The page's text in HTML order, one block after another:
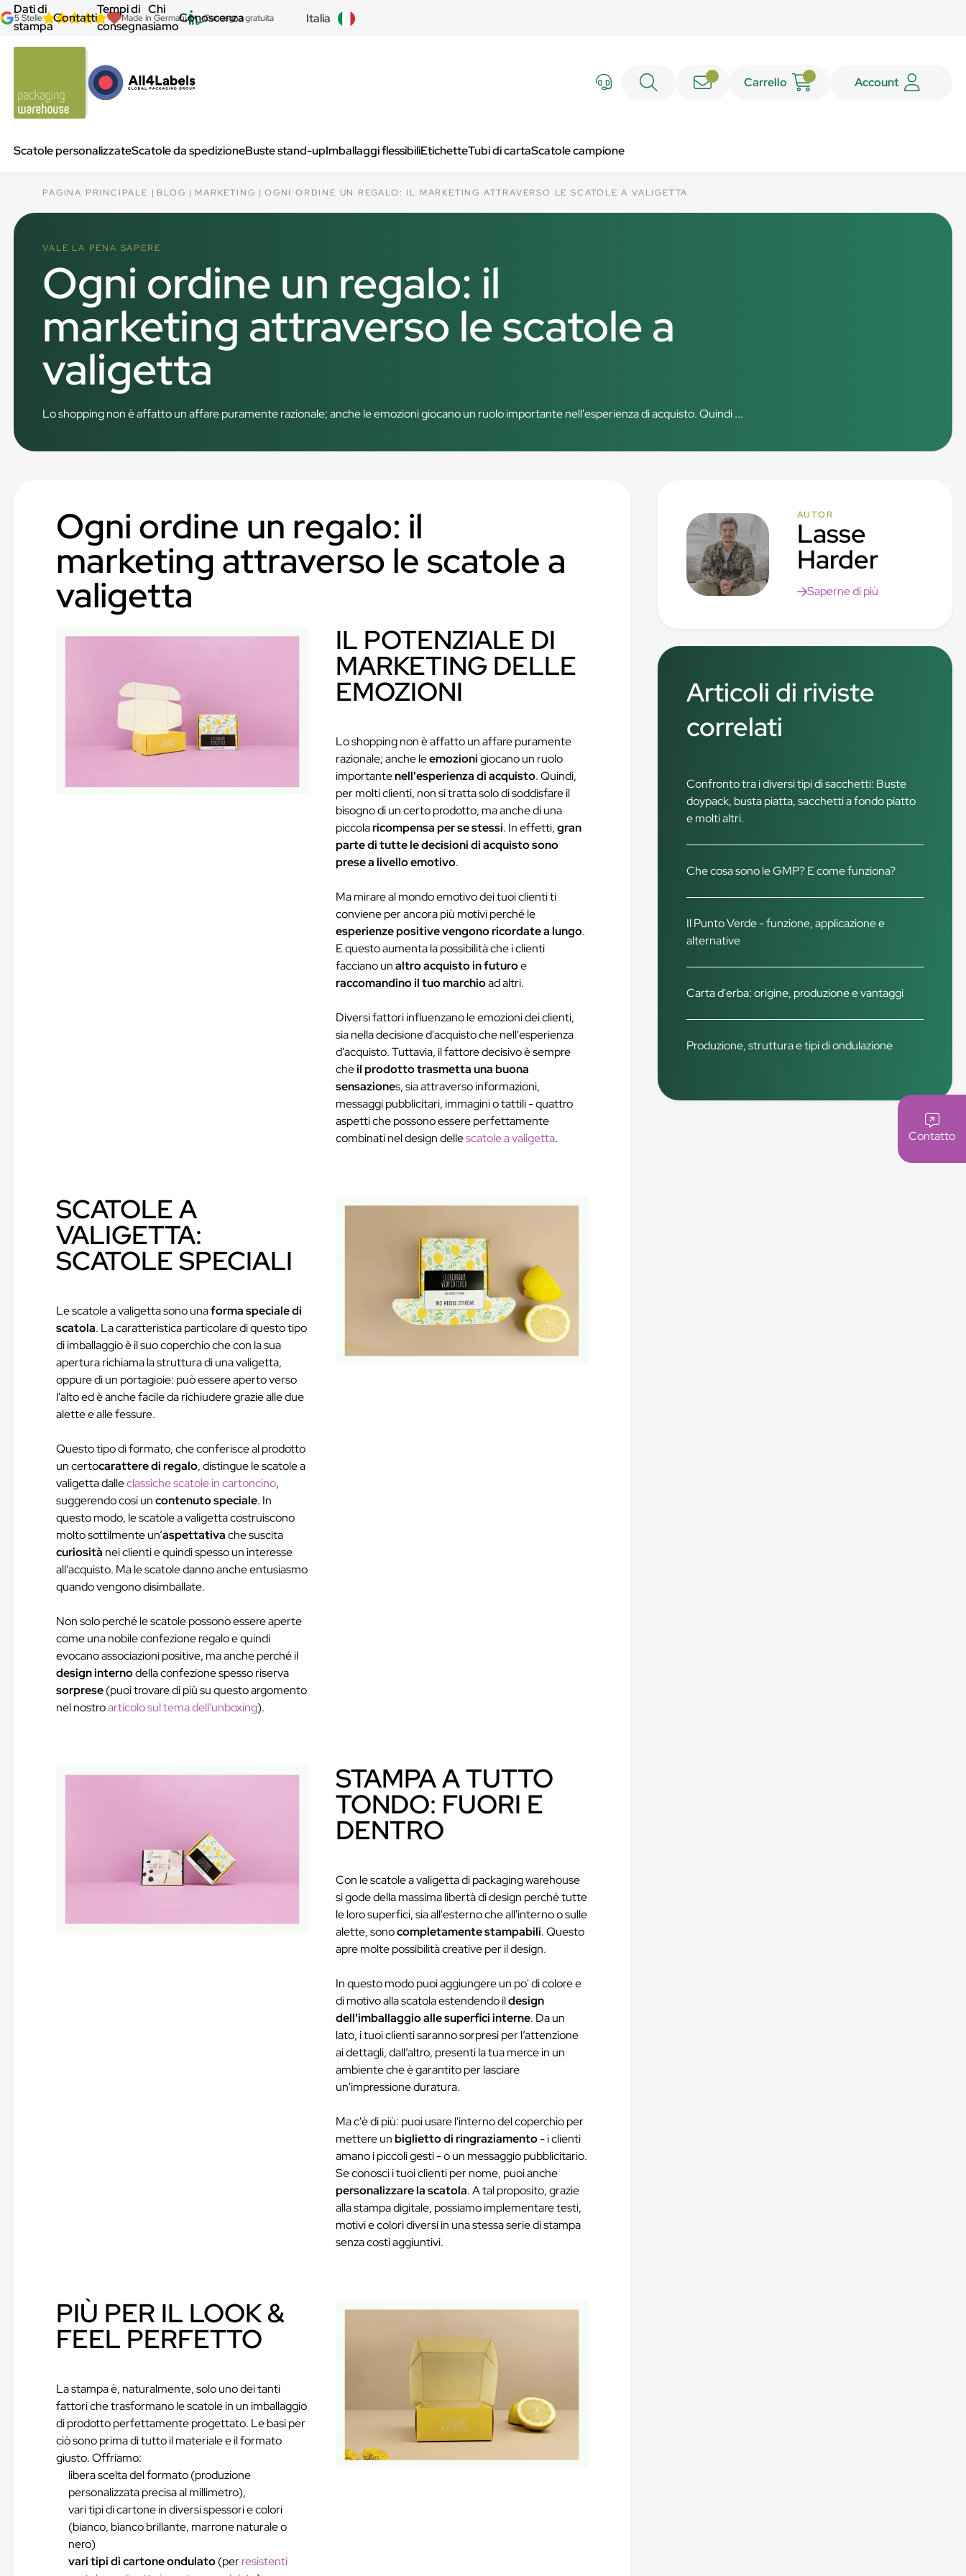
5 Stelle Made in Germany Consegna gratuita Italia
Carrello Account
Scatole personalizzateScatole da spedizioneBuste stand-upImballaggi flessibiliEtichetteTubi di cartaScatole campione
Dati di
stampa
Contatti
Tempi di
consegna
Chi
siamo
Conoscenza
Contatto
PAGINA PRINCIPALE BLOG MARKETING OGNI ORDINE UN REGALO: IL MARKETING ATTRAVERSO LE SCATOLE A VALIGETTA
VALE LA PENA SAPERE
Ogni ordine un regalo: il
marketing attraverso le scatole a
valigetta
Lo shopping non è affatto un affare puramente razionale; anche le emozioni giocano un ruolo importante nell'esperienza di acquisto. Quindi ...
Ogni ordine un regalo: il
marketing attraverso le scatole a
valigetta
IL POTENZIALE DI
MARKETING DELLE
EMOZIONI
Lo shopping non è affatto un affare puramente
razionale; anche leemozionigiocano un ruolo
importantenell'esperienza di acquisto. Quindi,
per molti clienti, non si tratta solo di soddisfare il
bisogno di un certo prodotto, ma anche di una
piccolaricompensa per se stessi. In effetti,gran
parte di tutte le decisioni di acquisto sono
prese a livello emotivo.
Ma mirare al mondo emotivo dei tuoi clienti ti
conviene per ancora più motivi perché le
esperienze positive vengono ricordate a lungo.
E questo aumenta la possibilità che i clienti
facciano unaltro acquisto in futuroe
raccomandino il tuo marchioad altri.
Diversi fattori influenzano le emozioni dei clienti,
sia nella decisione d'acquisto che nell'esperienza
d'acquisto. Tuttavia, il fattore decisivo è sempre
cheil prodotto trasmetta una buona
sensaziones, sia attraverso informazioni,
messaggi pubblicitari, immagini o tattili - quattro
aspetti che possono essere perfettamente
combinati nel design dellescatole a valigetta.
SCATOLE A
VALIGETTA:
SCATOLE SPECIALI
Le scatole a valigetta sono unaforma speciale di
scatola. La caratteristica particolare di questo tipo
di imballaggio è il suo coperchio che con la sua
apertura richiama la struttura di una valigetta,
oppure di un portagioie: può essere aperto verso
l'alto ed è anche facile da richiudere grazie alle due
alette e alle fessure.
Questo tipo di formato, che conferisce al prodotto
un certocarattere di regalo, distingue le scatole a
valigetta dalleclassiche scatole in cartoncino,
suggerendo cosí uncontenuto speciale. In
questo modo, le scatole a valigetta costruiscono
molto sottilmente un’aspettativache suscita
curiosità nei clienti e quindi spesso un interesse
all'acquisto. Ma le scatole danno anche entusiasmo
quando vengono disimballate.
Non solo perché le scatole possono essere aperte
come una nobile confezione regalo e quindi
evocano associazioni positive, ma anche perché il
design internodella confezione spesso riserva
sorprese(puoi trovare di più su questo argomento
nel nostroarticolo sul tema dell'unboxing).
STAMPA A TUTTO
TONDO: FUORI E
DENTRO
Con le scatole a valigetta di packaging warehouse
si gode della massima libertà di design perché tutte
le loro superfici, sia all'esterno che all'interno o sulle
alette, sonocompletamente stampabili. Questo
apre molte possibilità creative per il design.
In questo modo puoi aggiungere un po' di colore e
di motivo alla scatola estendendo ildesign
dell'imballaggio alle superfici interne. Da un
lato, i tuoi clienti saranno sorpresi per l’attenzione
ai dettagli, dall’altro, presenti la tua merce in un
ambiente che è garantito per lasciare
un'impressione duratura.
Ma c'è di più: puoi usare l'interno del coperchio per
mettere unbiglietto di ringraziamento- i clienti
amano i piccoli gesti - o un messaggio pubblicitario.
Se conosci i tuoi clienti per nome, puoi anche
personalizzare la scatola. A tal proposito, grazie
alla stampa digitale, possiamo implementare testi,
motivi e colori diversi in una stessa serie di stampa
senza costi aggiuntivi.
PIÙ PER IL LOOK &
FEEL PERFETTO
La stampa è, naturalmente, solo uno dei tanti
fattori che trasformano le scatole in un imballaggio
di prodotto perfettamente progettato. Le basi per
ciò sono prima di tutto il materiale e il formato
giusto. Offriamo:
libera scelta del formato (produzione
personalizzata precisa al millimetro),
vari tipi di cartone in diversi spessori e colori
(bianco, bianco brillante, marrone naturale o
nero)
vari tipi di cartone ondulato(perresistenti
AUTOR
Lasse
Harder
Saperne di più
Articoli di riviste
correlati
Confronto tra i diversi tipi di sacchetti: Buste
doypack, busta piatta, sacchetti a fondo piatto
e molti altri.
Che cosa sono le GMP? E come funziona?
Il Punto Verde - funzione, applicazione e
alternative
Carta d'erba: origine, produzione e vantaggi
Produzione, struttura e tipi di ondulazione